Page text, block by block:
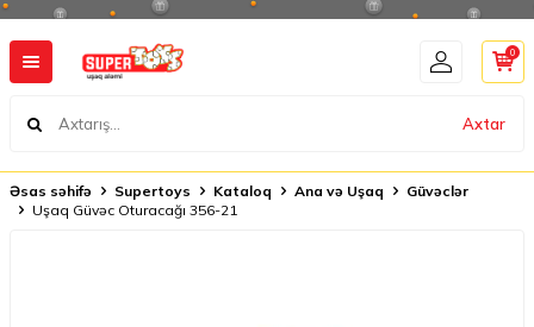
Axtar
0
Əsas səhifə Supertoys Kataloq Ana və Uşaq
Güvəclər
Uşaq Güvəc Oturacağı 356-21